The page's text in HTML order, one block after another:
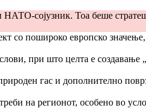
НАТО-сојузник. Тоа беше
со пошироко европско
при што целта е создавање
гас и дополнително
на регионот, особено во